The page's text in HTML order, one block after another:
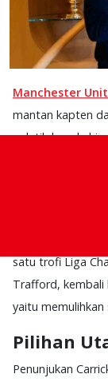
Manchester
mantan kapten
pelatih kepala
satu trofi Liga
Trafford, kembali
yaitu
Pilihan
Penunjukan